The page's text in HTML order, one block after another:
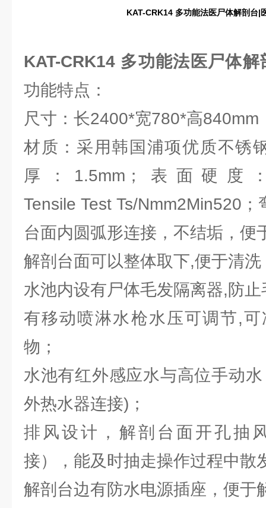
KAT-CRK14 多功能法医尸体解剖台|
KAT-CRK14 多功能法医尸体
功能特点：
尺寸：长2400*宽780*高840mm
材质：采用韩国浦项优质不锈
厚：1.5mm；表面硬度
Tensile Test Ts/Nmm2Min520；
台面内圆弧形连接，不结垢，便
解剖台面可以整体取下,便于清洗
水池内设有尸体毛发隔离器,防
有移动喷淋水枪水压可调节,
物；
水池有红外感应水与高位手动
外热水器连接)；
排风设计，解剖台面开孔抽
接），能及时抽走操作过程中散
解剖台边有防水电源插座，便